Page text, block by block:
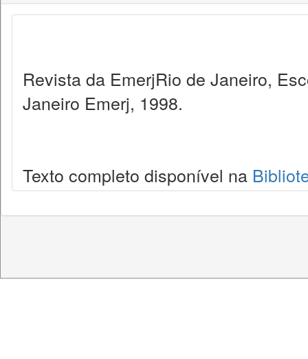
Revista da EmerjRio de Janeiro,
Janeiro Emerj, 1998.
Texto completo disponível na